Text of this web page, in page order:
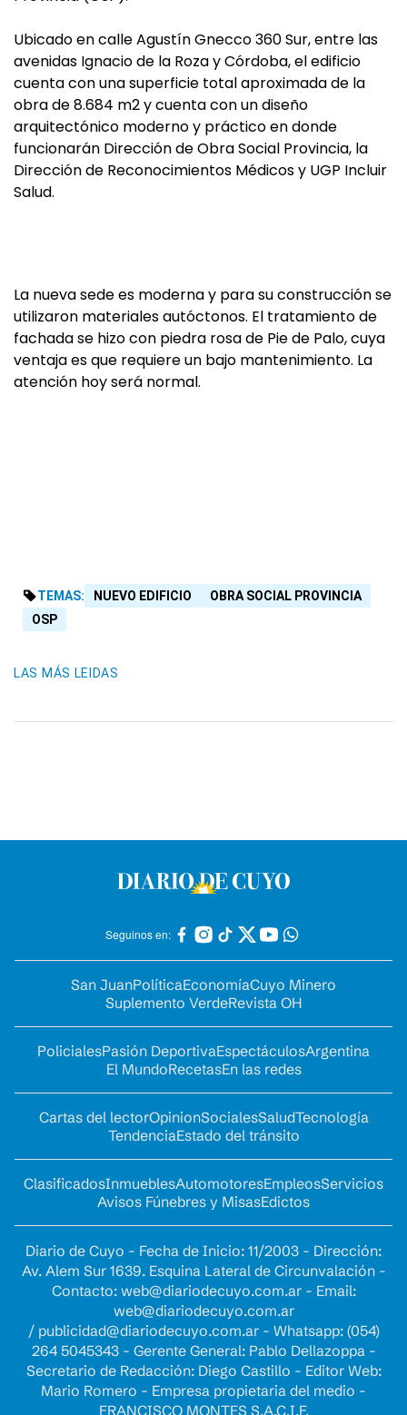
Ubicado en calle Agustín Gnecco 360 Sur, entre las
avenidas Ignacio de la Roza y Córdoba, el edificio
cuenta con una superficie total aproximada de la
obra de 8.684 m2 y cuenta con un diseño
arquitectónico moderno y práctico en donde
funcionarán Dirección de Obra Social Provincia, la
Dirección de Reconocimientos Médicos y UGP Incluir
Salud.
La nueva sede es moderna y para su construcción se
utilizaron materiales autóctonos. El tratamiento de
fachada se hizo con piedra rosa de Pie de Palo, cuya
ventaja es que requiere un bajo mantenimiento. La
atención hoy será normal.
TEMAS: NUEVO EDIFICIO
OBRA SOCIAL PROVINCIA
OSP
LAS MÁS LEIDAS
Seguinos en:
San JuanPolíticaEconomíaCuyo Minero
Suplemento VerdeRevista OH
PolicialesPasión DeportivaEspectáculosArgentina
El MundoRecetasEn las redes
Cartas del lectorOpinionSocialesSaludTecnología
TendenciaEstado del tránsito
ClasificadosInmueblesAutomotoresEmpleosServicios
Avisos Fúnebres y MisasEdictos
Diario de Cuyo - Fecha de Inicio: 11/2003 - Dirección:
Av. Alem Sur 1639. Esquina Lateral de Circunvalación -
Contacto: web@diariodecuyo.com.ar- Email:
web@diariodecuyo.com.ar
/ publicidad@diariodecuyo.com.ar- Whatsapp: (054)
264 5045343 - Gerente General: Pablo Dellazoppa -
Secretario de Redacción: Diego Castillo - Editor Web:
Mario Romero - Empresa propietaria del medio -
FRANCISCO MONTES S.A.C.I.F.